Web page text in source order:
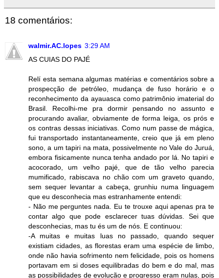
18 comentários:
walmir.AC.lopes 3:29 AM
AS CUIAS DO PAJÉ
Relí esta semana algumas matérias e comentários sobre a
prospecção de petróleo, mudança de fuso horário e o
reconhecimento da ayauasca como patrimônio imaterial do
Brasil. Recolhi-me pra dormir pensando no assunto e
procurando avaliar, obviamente de forma leiga, os prós e
os contras dessas iniciativas. Como num passe de mágica,
fui transportado instantaneamente, creio que já em pleno
sono, a um tapiri na mata, possivelmente no Vale do Juruá,
embora fisicamente nunca tenha andado por lá. No tapiri e
acocorado, um velho pajé, que de tão velho parecia
mumificado, rabiscava no chão com um graveto quando,
sem sequer levantar a cabeça, grunhiu numa linguagem
que eu desconhecia mas estranhamente entendi:
- Não me perguntes nada. Eu te trouxe aqui apenas pra te
contar algo que pode esclarecer tuas dúvidas. Sei que
desconhecias, mas tu és um de nós. E continuou:
-A muitas e muitas luas no passado, quando sequer
existiam cidades, as florestas eram uma espécie de limbo,
onde não havia sofrimento nem felicidade, pois os homens
portavam em si doses equilibradas do bem e do mal, mas
as possibilidades de evolução e progresso eram nulas, pois